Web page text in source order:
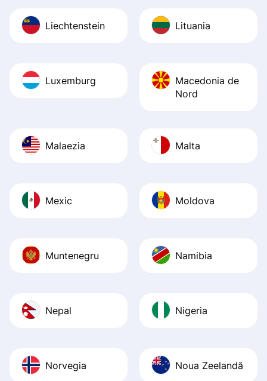
Liechtenstein Lituania
Luxemburg
Macedonia de
Nord
Malaezia Malta
Mexic Moldova
Muntenegru Namibia
Nepal Nigeria
Norvegia Noua Zeelandă